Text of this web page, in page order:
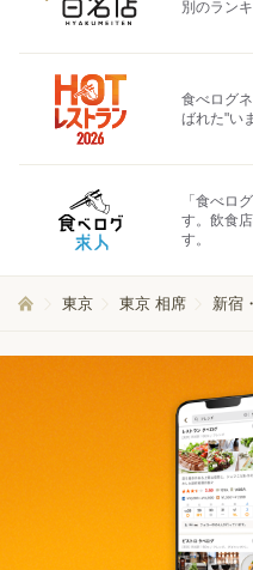
別のラン
食べログ
ばれた"い
「食べロ
す。飲食
す。
東京 東京 相席 新宿